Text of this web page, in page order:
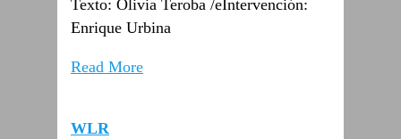
Texto: Olivia Teroba /eIntervención:
Enrique Urbina
Read More
WLR